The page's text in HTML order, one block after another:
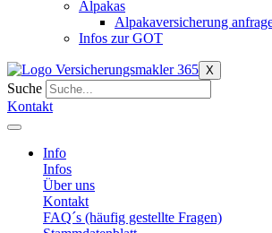
Alpakas
Alpakaversicherung
Infos zur GOT
X
Suche
Kontakt
Info
Infos
Über uns
Kontakt
FAQ´s (häufig gestellte Fragen)